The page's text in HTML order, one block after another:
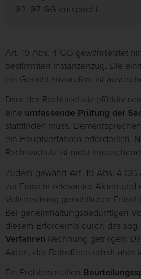
92, 97 GG entspricht.
Art. 19 Abs. 4 GG gewährleistet
bestimmten Instanzenzug. Die
ein Gericht anzurufen, ist
Dass der Rechtsschutz effektiv
eine umfassende Prüfung der
stattfinden muss.
ein Hauptverfahren erforderlich.
Rechtsschutz ist nicht
Zudem gewährt Art. 19 Abs. 4
zur Einsicht relevanter Akten und
Vollstreckung gerichtlicher
Bei geheimhaltungsbedürftigen
diesem Erfordernis durch das sog.
Verfahren Rechnung getragen:
Akten, der Betroffene erhält aber
Ein Problem stellen